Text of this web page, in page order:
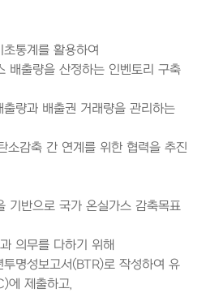
통계를 활용하여
배출량을 산정하는 인벤토리 구축
량과 배출권 거래량을 관리하는
소감축 간 연계를 위한 협력을 추진
기반으로 국가 온실가스 감축목표
의무를 다하기 위해
명성보고서(BTR)로 작성하여 유
에 제출하고,